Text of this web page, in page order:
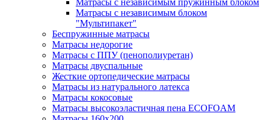
Матрасы с независимым пружинным блоком
Матрасы с независимым блоком
"Мультипакет"
Беспружинные матрасы
Матрасы недорогие
Матрасы с ППУ (пенополиуретан)
Матрасы двуспальные
Жесткие ортопедические матрасы
Матрасы из натурального латекса
Матрасы кокосовые
Матрасы высокоэластичная пена ECOFOAM